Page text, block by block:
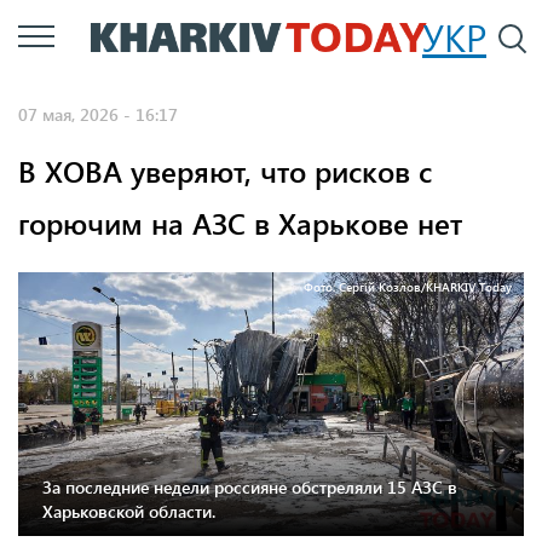
Перейти
к
УКР
07 мая, 2026 - 16:17
В ХОВА уверяют, что рисков с
горючим на АЗС в Харькове нет
Фото: Сергій Козлов/KHARKIV Today
За последние недели россияне обстреляли 15 АЗС в
Харьковской области.